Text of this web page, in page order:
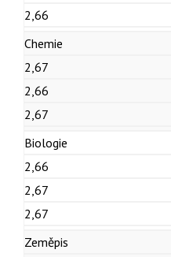
2,66
Chemie
2,67
2,66
2,67
Biologie
2,66
2,67
2,67
Zeměpis